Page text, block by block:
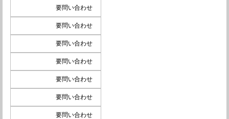
要問い合わせ
要問い合わせ
要問い合わせ
要問い合わせ
要問い合わせ
要問い合わせ
要問い合わせ